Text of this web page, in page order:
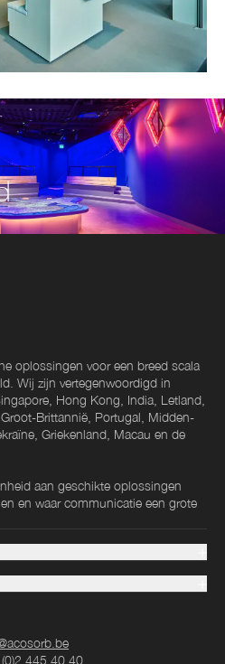
oplossingen voor een breed scala
Wij zijn vertegenwoordigd in
Hong Kong, India, Letland,
Brittannië, Portugal, Midden-
Griekenland, Macau en de
aan geschikte oplossingen
en waar communicatie een grote
445 40 40